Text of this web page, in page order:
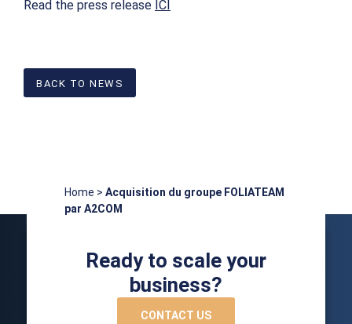
Read the press release ICI
BACK TO NEWS
Home > Acquisition du groupe FOLIATEAM
par A2COM
Ready to scale your
business?
CONTACT US